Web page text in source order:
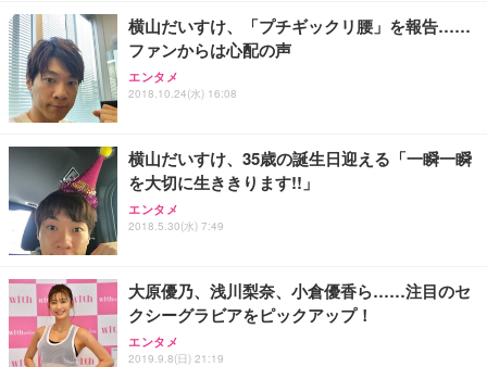
ョン PCチェア 通気性メッシュ ゲーミング/勉強/事
務用 おしゃれ パソコンチェア (ブラック)
Sezlife オフィスチェア デスクチェア 疲れない テレ
ワーク チェア 強化バックレスト 30度ロッキング機
能 人間工学 椅子 腰サポート 90度跳ね上げ式アーム
務用 おしゃれ パソコンチェア (ホワイト)
ANDWINT オフィスチェア デスクチェア 肘なし メ
ッシュ 通気性 ランバーサポート付き 腰サポート ガ
ス圧無段階昇降 360度回転 キャスター付き コンパク
【整備済み品】Dell E2724HS 27インチ 液晶モニタ
ー フルHD（1920×1080）VA 非光沢 HDMI/DisplayP
ort/VGA スピーカー内蔵 高さ調整 スイベル VESA対
【MiniLED/24.5inch/280Hz/FHD】GRAPHT THE S
HOOTER Gaming Monitor 24” Essential ゲーミン
グモニター QD 24.5インチ 1ms FHD 量子ドット 残
Smart Basic(スマートベーシック) 【Amazon.co.jp
限定】 Smart Basic アイリスオーヤマ ペットシーツ
超厚型 お徳用 ワイド 100枚入 (x 1) (ケース販売)
アイリスオーヤマ ペットシーツ 超厚型 お徳用 レギ
ュラー 200枚入【Amazon.co.jp限定】
横山だいすけ、「プチギックリ腰」を報告……
ファンからは心配の声
エンタメ
2018.10.24(水) 16:08
横山だいすけ、35歳の誕生日迎える「一瞬一瞬
を大切に生ききります!!」
エンタメ
2018.5.30(水) 7:49
大原優乃、浅川梨奈、小倉優香ら……注目のセ
クシーグラビアをピックアップ！
エンタメ
2019.9.8(日) 21:19